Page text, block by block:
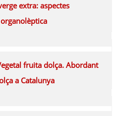
extra: aspectes
fruita dolça. Abordant
a Catalunya